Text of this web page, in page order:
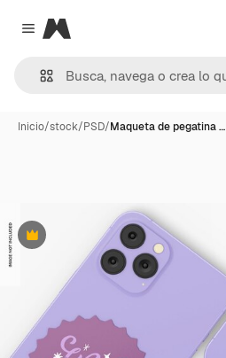
Close menu
Magnific
Inicio/stock/PSD/Maqueta de pegatina …
Premium